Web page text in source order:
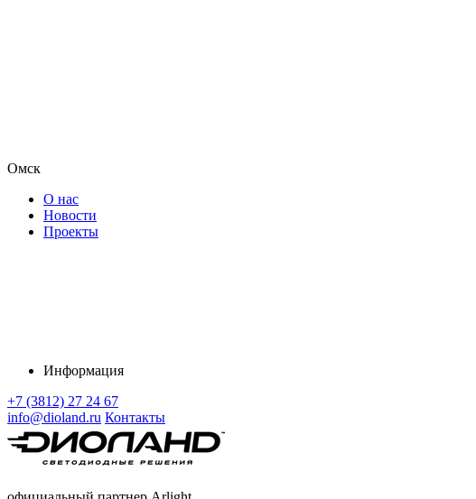
Омск
О нас
Новости
Проекты
Информация
+7 (3812) 27 24 67
info@dioland.ru Контакты